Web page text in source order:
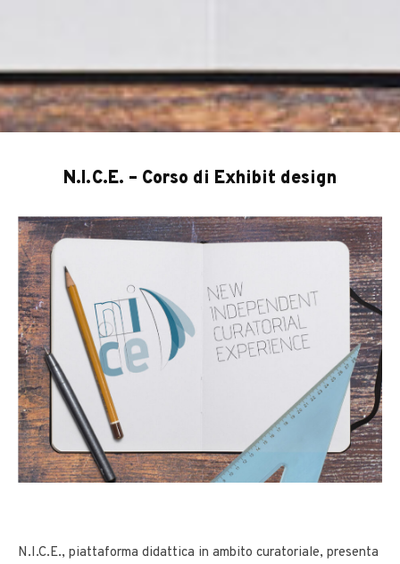
N.I.C.E. – Corso di Exhibit design
N.I.C.E., piattaforma didattica in ambito curatoriale, presenta